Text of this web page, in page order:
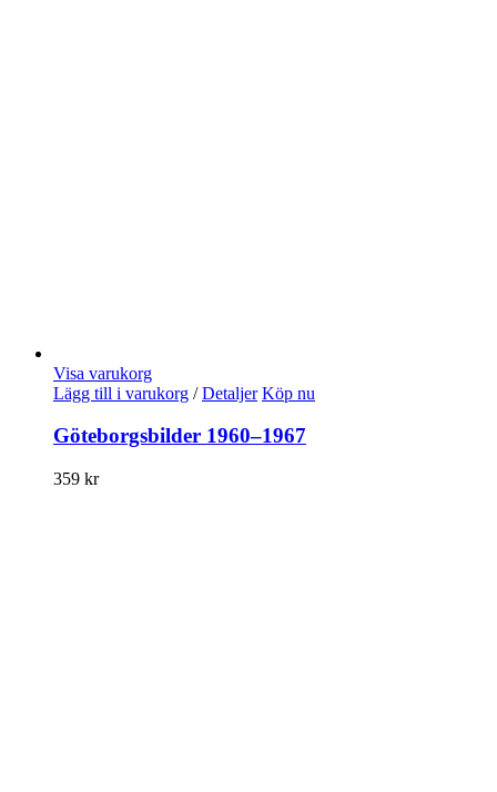
Visa varukorg
Lägg till i varukorg / Detaljer Köp nu
Göteborgsbilder 1960–1967
359 kr